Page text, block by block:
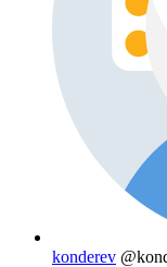
konderev